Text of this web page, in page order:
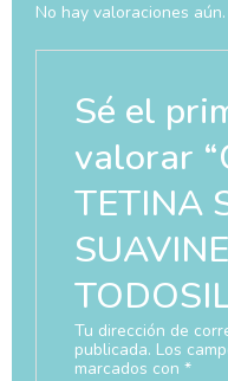
No hay valoraciones aún.
Sé el
valorar
TETINA
Tu dirección de
publicada. Los
marcados con *